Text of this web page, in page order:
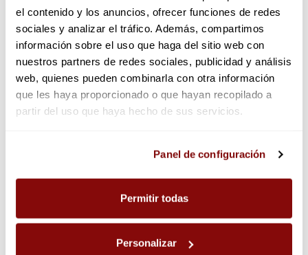
el contenido y los anuncios, ofrecer funciones de redes
sociales y analizar el tráfico. Además, compartimos
información sobre el uso que haga del sitio web con
nuestros partners de redes sociales, publicidad y análisis
web, quienes pueden combinarla con otra información
que les haya proporcionado o que hayan recopilado a
partir del uso que haya hecho de sus servicios.
consultadas en el panel de configuración, donde podrá
ajustar sus preferencias en cualquier momento.
Panel de configuración
Permitir todas
Personalizar
5,62 €
Añadir
11,61 €
Añadir
Café Descafeinado 20 cápsulas
Café Molido Descafeinado 400g